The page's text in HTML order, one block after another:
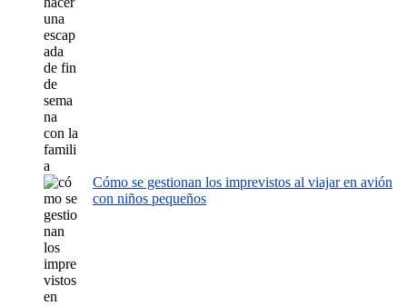
Cómo se gestionan los imprevistos al viajar en avión
con niños pequeños